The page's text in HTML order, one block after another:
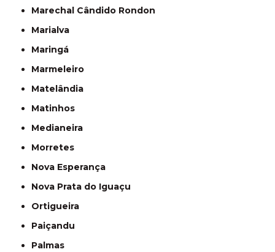
Marechal Cândido Rondon
Marialva
Maringá
Marmeleiro
Matelândia
Matinhos
Medianeira
Morretes
Nova Esperança
Nova Prata do Iguaçu
Ortigueira
Paiçandu
Palmas